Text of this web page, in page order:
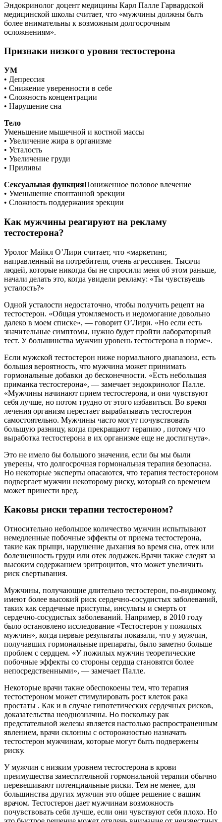
Эндокринолог доцент медицины Карл Палле Гарвардской
медицинской школы считает, что «мужчины должны быть
более внимательны к возможным долгосрочным
осложнениям».
Признаки низкого уровня тестостерона
УМ
• Депрессия
• Снижение уверенности в себе
• Сложность концентрации
• Нарушение сна
Тело
Уменьшение мышечной и костной массы
• Увеличение жира в организме
• Усталость
• Увеличение груди
• Приливы
Сексуальная функцияПониженное половое влечение
• Уменьшение спонтанной эрекции
• Сложность поддержания эрекции
Как мужчины реагируют на рекламу
тестостерона?
Уролог Майкл О’Лири считает, что «маркетинг,
направленный на потребителя, очень агрессивен. Тысячи
людей, которые никогда бы не спросили меня об этом раньше,
начали делать это, когда увидели рекламу: «Ты чувствуешь
усталость?»
Одной усталости недостаточно, чтобы получить рецепт на
тестостерон. «Общая утомляемость и недомогание довольно
далеко в моем списке», — говорит О’Лири. «Но если есть
значительные симптомы, нужно будет пройти лабораторный
тест. У большинства мужчин уровень тестостерона в норме».
Если мужской тестостерон ниже нормального диапазона, есть
большая вероятность, что мужчина может принимать
гормональные добавки до бесконечности. «Есть небольшая
приманка тестостерона», — замечает эндокринолог Палле.
«Мужчины начинают прием тестостерона, и они чувствуют
себя лучше, но потом трудно от этого избавиться. Во время
лечения организм перестает вырабатывать тестостерон
самостоятельно. Мужчины часто могут почувствовать
большую разницу, когда прекращают терапию , потому что
выработка тестостерона в их организме еще не достигнута».
Это не имело бы большого значения, если бы мы были
уверены, что долгосрочная гормональная терапия безопасна.
Но некоторые эксперты опасаются, что терапия тестостероном
подвергает мужчин некоторому риску, который со временем
может принести вред.
Каковы риски терапии тестостероном?
Относительно небольшое количество мужчин испытывают
немедленные побочные эффекты от приема тестостерона,
такие как прыщи, нарушение дыхания во время сна, отек или
болезненность груди или отек лодыжек.Врачи также следят за
высоким содержанием эритроцитов, что может увеличить
риск свертывания.
Мужчины, получающие длительно тестостерон, по-видимому,
имеют более высокий риск сердечно-сосудистых заболеваний,
таких как сердечные приступы, инсульты и смерть от
сердечно-сосудистых заболеваний. Например, в 2010 году
было остановлено исследование «Тестостерон у пожилых
мужчин», когда первые результаты показали, что у мужчин,
получавших гормональные препараты, было заметно больше
проблем с сердцем. «У пожилых мужчин теоретические
побочные эффекты со стороны сердца становятся более
непосредственными», — замечает Палле.
Некоторые врачи также обеспокоены тем, что терапия
тестостероном может стимулировать рост клеток рака
простаты . Как и в случае гипотетических сердечных рисков,
доказательства неоднозначны. Но поскольку рак
предстательной железы является настолько распространенным
явлением, врачи склонны с осторожностью назначать
тестостерон мужчинам, которые могут быть подвержены
риску.
У мужчин с низким уровнем тестостерона в крови
преимущества заместительной гормональной терапии обычно
перевешивают потенциальные риски. Тем не менее, для
большинства других мужчин это общее решение с вашим
врачом. Тестостерон дает мужчинам возможность
почувствовать себя лучше, если они чувствуют себя плохо. Но